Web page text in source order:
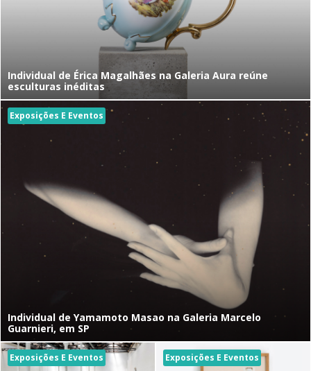
Individual de Érica Magalhães na Galeria Aura reúne
esculturas inéditas
Exposições E Eventos
Individual de Yamamoto Masao na Galeria Marcelo
Guarnieri, em SP
Exposições E Eventos Exposições E Eventos